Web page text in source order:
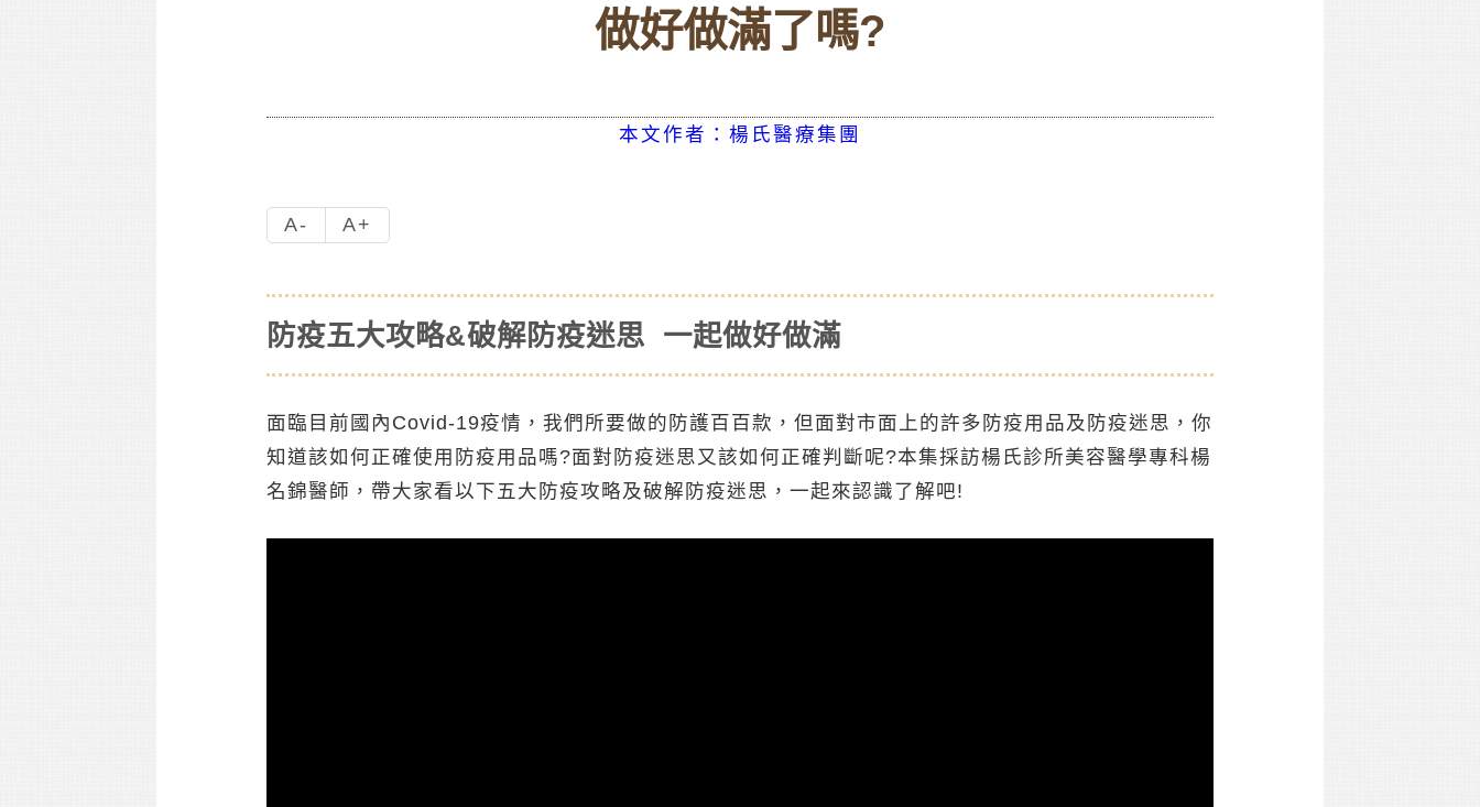
做好做滿了嗎?
本文作者：楊氏醫療集團
A- A+
防疫五大攻略&破解防疫迷思 一起做好做滿
面臨目前國內Covid-19疫情，我們所要做的防護百百款，但面對市面上的許多防疫用品及防疫迷思，你
知道該如何正確使用防疫用品嗎?面對防疫迷思又該如何正確判斷呢?本集採訪楊氏診所美容醫學專科楊
名錦醫師，帶大家看以下五大防疫攻略及破解防疫迷思，一起來認識了解吧!